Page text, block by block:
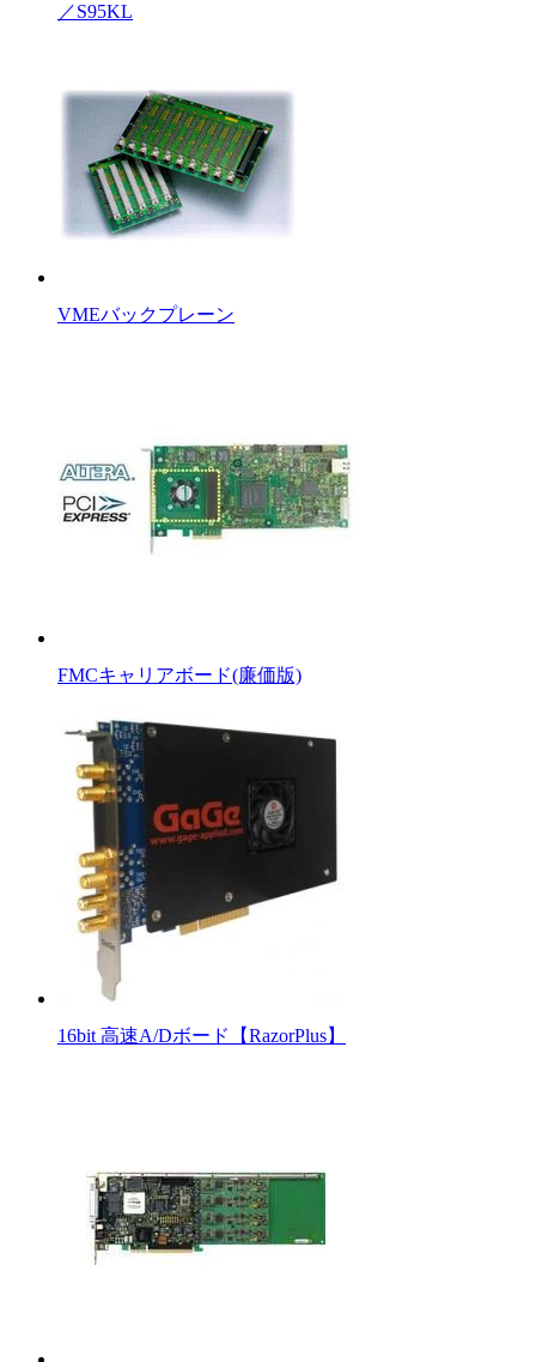
／S95KL
VMEバックプレーン
FMCキャリアボード(廉価版)
16bit 高速A/Dボード【RazorPlus】